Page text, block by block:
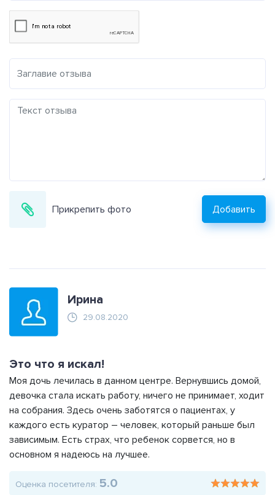
Прикрепить фото Добавить
Ирина
29.08.2020
Это что я искал!
Моя дочь лечилась в данном центре. Вернувшись домой,
девочка стала искать работу, ничего не принимает, ходит
на собрания. Здесь очень заботятся о пациентах, у
каждого есть куратор – человек, который раньше был
зависимым. Есть страх, что ребенок сорвется, но в
основном я надеюсь на лучшее.
Оценка посетителя: 5.0